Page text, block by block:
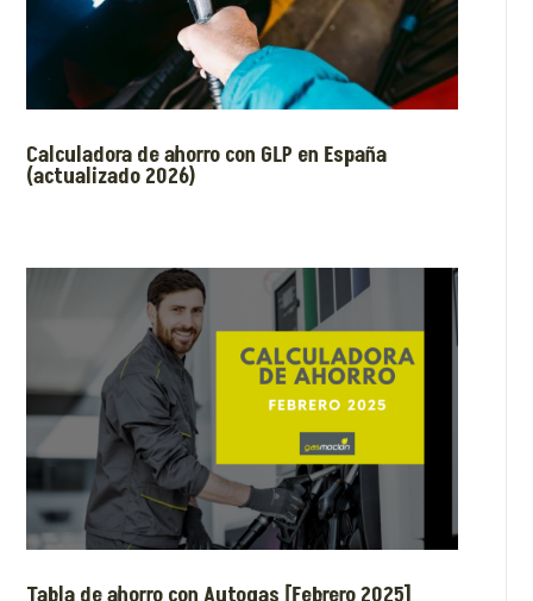
Calculadora de ahorro con GLP en España
(actualizado 2026)